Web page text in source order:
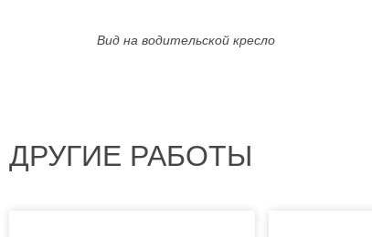
Вид на водительской кресло
ДРУГИЕ РАБОТЫ